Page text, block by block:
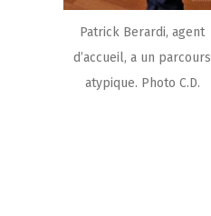
Patrick Berardi, agent
d’accueil, a un parcours
atypique. Photo C.D.